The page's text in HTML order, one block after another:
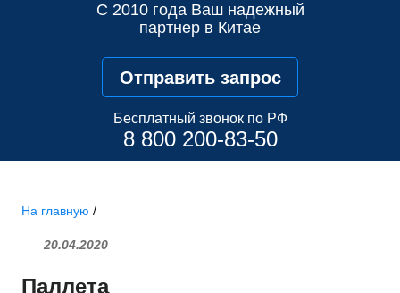
С 2010 года Ваш надежный
партнер в Китае
Отправить запрос
Бесплатный звонок по РФ
8 800 200-83-50
На главную /
20.04.2020
Паллета